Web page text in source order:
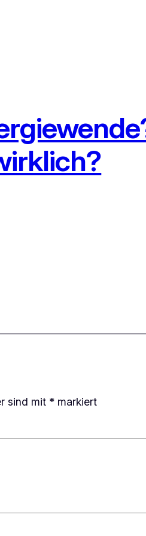
sind mit * markiert